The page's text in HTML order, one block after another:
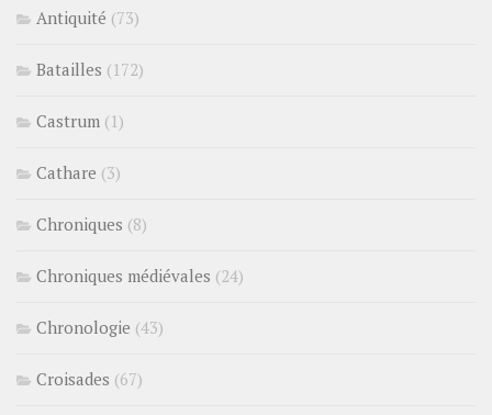
Antiquité (73)
Batailles (172)
Castrum (1)
Cathare (3)
Chroniques (8)
Chroniques médiévales (24)
Chronologie (43)
Croisades (67)